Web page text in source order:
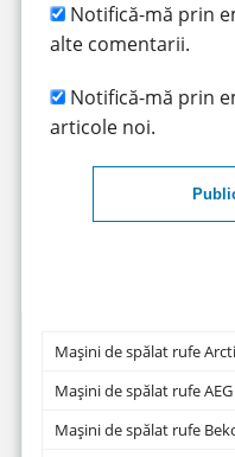
Notifică-mă prin
alte comentarii.
Notifică-mă prin
articole noi.
Mașini de spălat rufe
Mașini de spălat rufe AEG
Mașini de spălat rufe